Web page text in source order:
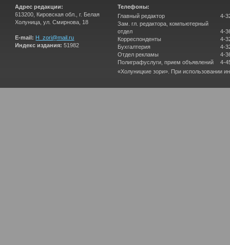
Адрес редакции:
613200, Кировская обл., г. Белая
Холуница, ул. Смирнова, 18
E-mail: H_zori@mail.ru
Индекс издания: 51982
Телефоны:
Главный редактор
Зам. гл. редактора, компьютерный
отдел
Корреспонденты
Бухгалтерия
Отдел рекламы
Полиграфуслуги, прием объявлений
4-
4-
4-
4-
4-
4-
«Холуницкие зори». При использовании